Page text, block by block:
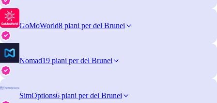
GoMoWorld8 piani per del Brunei
Nomad19 piani per del Brunei
SimOptions6 piani per del Brunei